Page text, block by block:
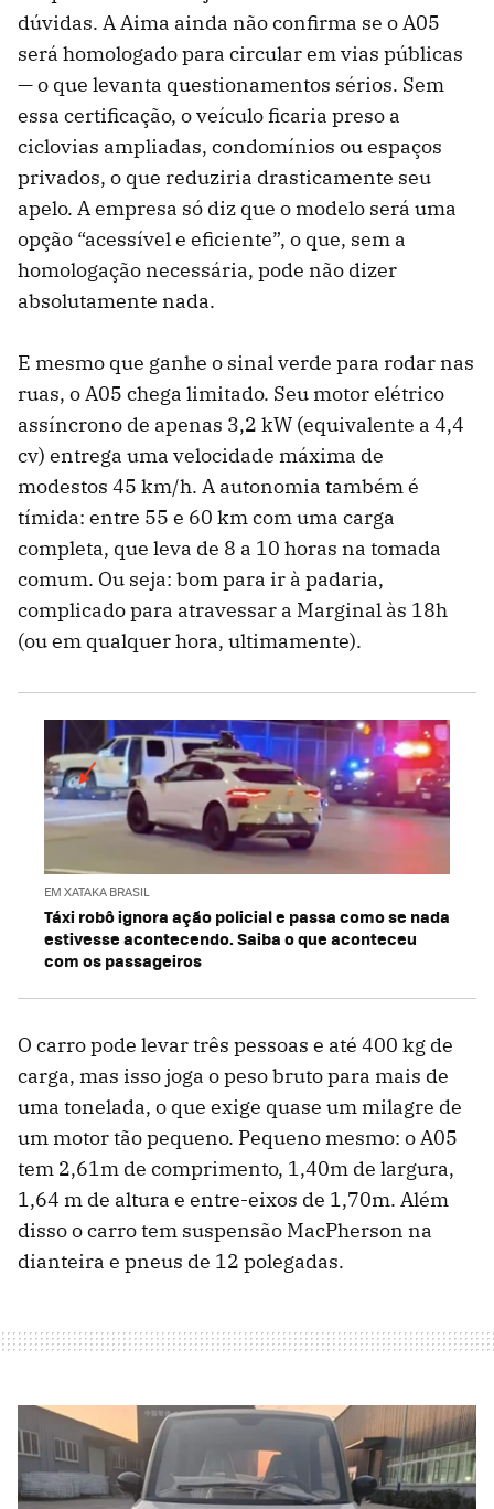
dúvidas. A Aima ainda não confirma se o A05
será homologado para circular em vias públicas
— o que levanta questionamentos sérios. Sem
essa certificação, o veículo ficaria preso a
ciclovias ampliadas, condomínios ou espaços
privados, o que reduziria drasticamente seu
apelo. A empresa só diz que o modelo será uma
opção “acessível e eficiente”, o que, sem a
homologação necessária, pode não dizer
absolutamente nada.
E mesmo que ganhe o sinal verde para rodar nas
ruas, o A05 chega limitado. Seu motor elétrico
assíncrono de apenas 3,2 kW (equivalente a 4,4
cv) entrega uma velocidade máxima de
modestos 45 km/h. A autonomia também é
tímida: entre 55 e 60 km com uma carga
completa, que leva de 8 a 10 horas na tomada
comum. Ou seja: bom para ir à padaria,
complicado para atravessar a Marginal às 18h
(ou em qualquer hora, ultimamente).
EM XATAKA BRASIL
Táxi robô ignora ação policial e passa como se nada
estivesse acontecendo. Saiba o que aconteceu
com os passageiros
O carro pode levar três pessoas e até 400 kg de
carga, mas isso joga o peso bruto para mais de
uma tonelada, o que exige quase um milagre de
um motor tão pequeno. Pequeno mesmo: o A05
tem 2,61m de comprimento, 1,40m de largura,
1,64 m de altura e entre-eixos de 1,70m. Além
disso o carro tem suspensão MacPherson na
dianteira e pneus de 12 polegadas.